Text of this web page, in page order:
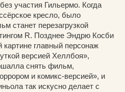
участия Гильермо. Когда
кресло, было
станет перезагрузкой
R. Позднее Эндрю Косби
главный персонаж
версией Хеллбоя»,
снять фильм,
и комикс-версией», и
так искусно делает с